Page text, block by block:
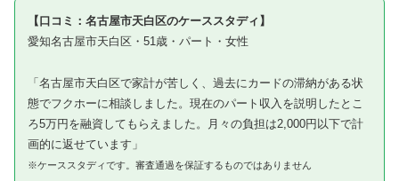
【口コミ：名古屋市天白区のケーススタディ】
愛知名古屋市天白区・51歳・パート・女性
「名古屋市天白区で家計が苦しく、過去にカードの滞納がある状
態でフクホーに相談しました。現在のパート収入を説明したとこ
ろ5万円を融資してもらえました。月々の負担は2,000円以下で計
画的に返せています」
※ケーススタディです。審査通過を保証するものではありません